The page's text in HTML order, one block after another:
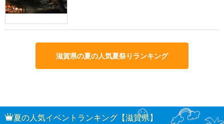
滋賀県の夏の人気夏祭りランキング
夏の人気イベントランキング【滋賀県】